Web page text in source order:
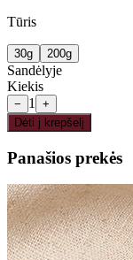
Tūris
30g 200g
Sandėlyje
Kiekis
− 1
+
Dėti į krepšelį
Panašios prekės